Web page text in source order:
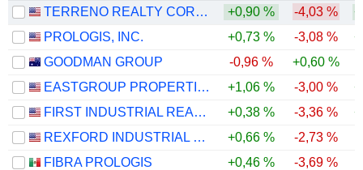
TERRENO REALTY CORPORATION +0,90 % -4,03 %
PROLOGIS, INC.
+0,73 % -3,08 %
GOODMAN GROUP
-0,96 % +0,60 %
EASTGROUP PROPERTIES, INC.
+1,06 % -3,00 %
FIRST INDUSTRIAL REALTY TRUST, INC.
+0,38 % -3,36 %
REXFORD INDUSTRIAL REALTY, INC.
+0,66 % -2,73 %
FIBRA PROLOGIS
+0,46 % -3,69 %